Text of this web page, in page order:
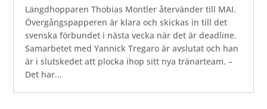
Längdhopparen Thobias Montler återvänder till MAI.
Övergångspapperen är klara och skickas in till det
svenska förbundet i nästa vecka när det är deadline.
Samarbetet med Yannick Tregaro är avslutat och han
är i slutskedet att plocka ihop sitt nya tränarteam. –
Det har...